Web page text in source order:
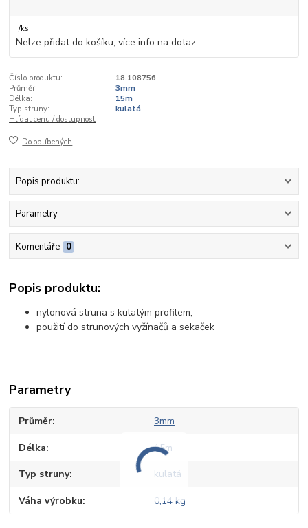
/ks
Nelze přidat do košíku, více info na dotaz
Číslo produktu:
18.108756
Průměr:
3mm
Délka:
15m
Typ struny:
kulatá
Hlídat cenu / dostupnost
Do oblíbených
Popis produktu:
Parametry
Komentáře 0
Popis produktu:
nylonová struna s kulatým profilem;
použití do strunových vyžínačů a sekaček
Parametry
Průměr 3mm
Délka 15m
Typ struny kulatá
Váha výrobku 0,14 kg